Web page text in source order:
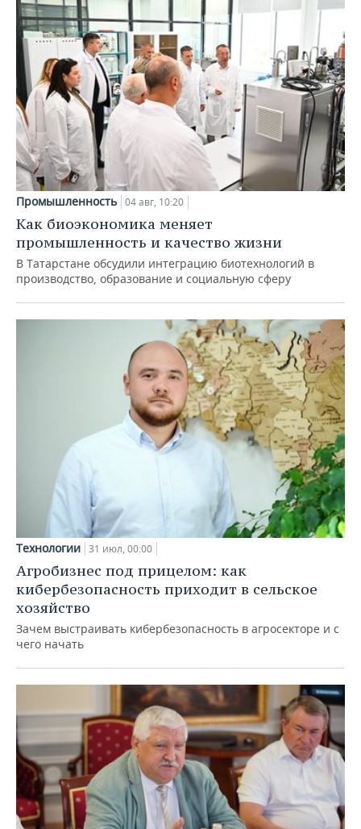
Промышленность 04 авг, 10:20
Как биоэкономика меняет
промышленность и качество жизни
В Татарстане обсудили интеграцию биотехнологий в
производство, образование и социальную сферу
Технологии 31 июл, 00:00
Агробизнес под прицелом: как
кибербезопасность приходит в сельское
хозяйство
Зачем выстраивать кибербезопасность в агросекторе и с
чего начать